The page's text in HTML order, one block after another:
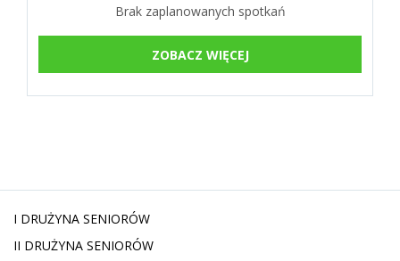
Brak zaplanowanych spotkań
ZOBACZ WIĘCEJ
I DRUŻYNA SENIORÓW
II DRUŻYNA SENIORÓW